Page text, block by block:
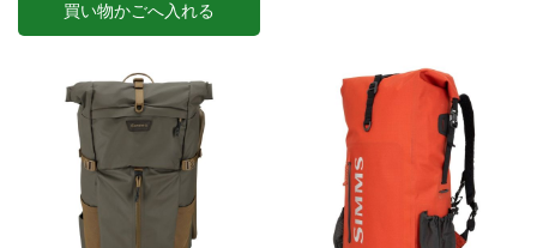
買い物かごへ入れる